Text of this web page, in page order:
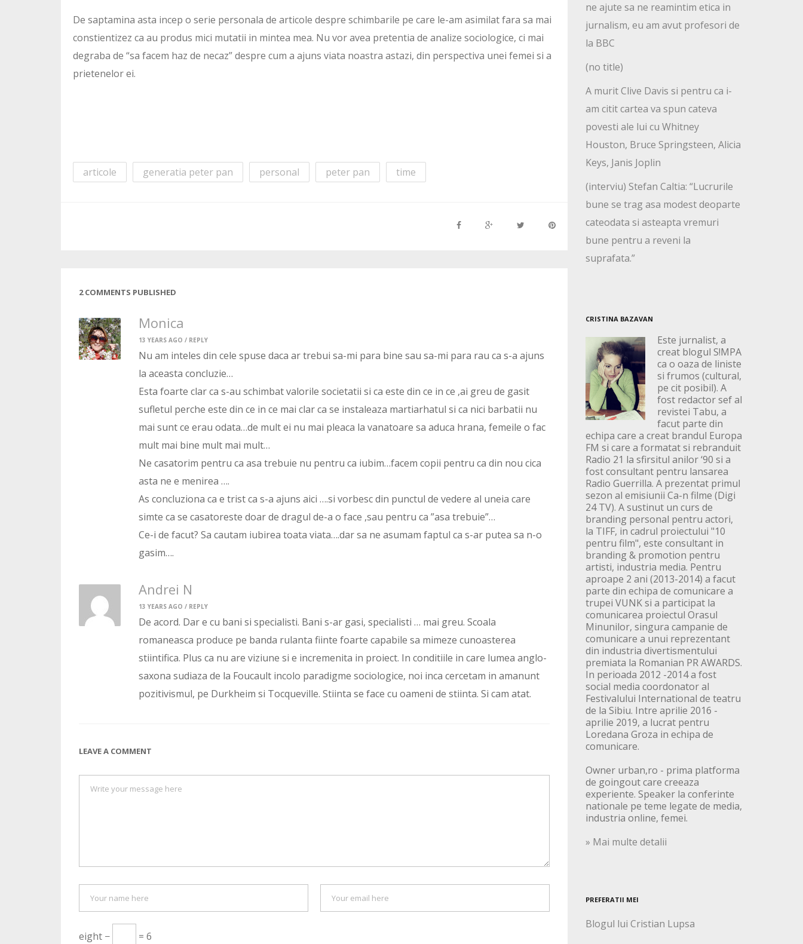
De saptamina asta incep o serie personala de articole despre schimbarile pe care le-am asimilat fara sa mai
constientizez ca au produs mici mutatii in mintea mea. Nu vor avea pretentia de analize sociologice, ci mai
degraba de “sa facem haz de necaz” despre cum a ajuns viata noastra astazi, din perspectiva unei femei si a
prietenelor ei.
articole generatia peter pan personal peter pan time
2 COMMENTS PUBLISHED
Monica
13 YEARS AGO / REPLY
Nu am inteles din cele spuse daca ar trebui sa-mi para bine sau sa-mi para rau ca s-a ajuns
la aceasta concluzie…
Esta foarte clar ca s-au schimbat valorile societatii si ca este din ce in ce ,ai greu de gasit
sufletul perche este din ce in ce mai clar ca se instaleaza martiarhatul si ca nici barbatii nu
mai sunt ce erau odata…de mult ei nu mai pleaca la vanatoare sa aduca hrana, femeile o fac
mult mai bine mult mai mult…
Ne casatorim pentru ca asa trebuie nu pentru ca iubim…facem copii pentru ca din nou cica
asta ne e menirea ….
As concluziona ca e trist ca s-a ajuns aici ….si vorbesc din punctul de vedere al uneia care
simte ca se casatoreste doar de dragul de-a o face ,sau pentru ca ”asa trebuie”…
Ce-i de facut? Sa cautam iubirea toata viata….dar sa ne asumam faptul ca s-ar putea sa n-o
gasim….
Andrei N
13 YEARS AGO / REPLY
De acord. Dar e cu bani si specialisti. Bani s-ar gasi, specialisti … mai greu. Scoala
romaneasca produce pe banda rulanta fiinte foarte capabile sa mimeze cunoasterea
stiintifica. Plus ca nu are viziune si e incremenita in proiect. In conditiile in care lumea anglo-
saxona sudiaza de la Foucault incolo paradigme sociologice, noi inca cercetam in amanunt
pozitivismul, pe Durkheim si Tocqueville. Stiinta se face cu oameni de stiinta. Si cam atat.
LEAVE A COMMENT
eight − = 6
ne ajute sa ne reamintim etica in
jurnalism, eu am avut profesori de
la BBC
(no title)
A murit Clive Davis si pentru ca i-
am citit cartea va spun cateva
povesti ale lui cu Whitney
Houston, Bruce Springsteen, Alicia
Keys, Janis Joplin
(interviu) Stefan Caltia: “Lucrurile
bune se trag asa modest deoparte
cateodata si asteapta vremuri
bune pentru a reveni la
suprafata.”
CRISTINA BAZAVAN
Este jurnalist, a
creat blogul S!MPA
ca o oaza de liniste
si frumos (cultural,
pe cit posibil). A
fost redactor sef al
revistei Tabu, a
facut parte din
echipa care a creat brandul Europa
FM si care a formatat si rebranduit
Radio 21 la sfirsitul anilor ‘90 si a
fost consultant pentru lansarea
Radio Guerrilla. A prezentat primul
sezon al emisiunii Ca-n filme (Digi
24 TV). A sustinut un curs de
branding personal pentru actori,
la TIFF, in cadrul proiectului "10
pentru film", este consultant in
branding & promotion pentru
artisti, industria media. Pentru
aproape 2 ani (2013-2014) a facut
parte din echipa de comunicare a
trupei VUNK si a participat la
comunicarea proiectul Orasul
Minunilor, singura campanie de
comunicare a unui reprezentant
din industria divertismentului
premiata la Romanian PR AWARDS.
In perioada 2012 -2014 a fost
social media coordonator al
Festivalului International de teatru
de la Sibiu. Intre aprilie 2016 -
aprilie 2019, a lucrat pentru
Loredana Groza in echipa de
comunicare.
Owner urban,ro - prima platforma
de goingout care creeaza
experiente. Speaker la conferinte
nationale pe teme legate de media,
industria online, femei.
» Mai multe detalii
PREFERATII MEI
Blogul lui Cristian Lupsa